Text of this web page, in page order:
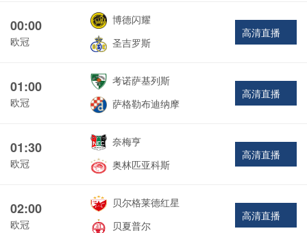
00:00
欧冠
博德闪耀
圣吉罗斯
高清直播
01:00
欧冠
考诺萨基列斯
萨格勒布迪纳摩
高清直播
01:30
欧冠
奈梅亨
奥林匹亚科斯
高清直播
02:00
欧冠
贝尔格莱德红星
贝夏普尔
高清直播